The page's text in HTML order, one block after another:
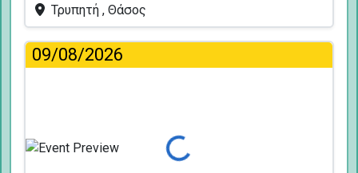
Τρυπητή , Θάσος
09/08/2026
Φόρτωση...